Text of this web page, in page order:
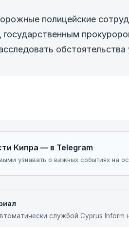
полицейские
обстоятельства
Кипра — в Telegram
узнавать о важных событиях на
службой Cyprus